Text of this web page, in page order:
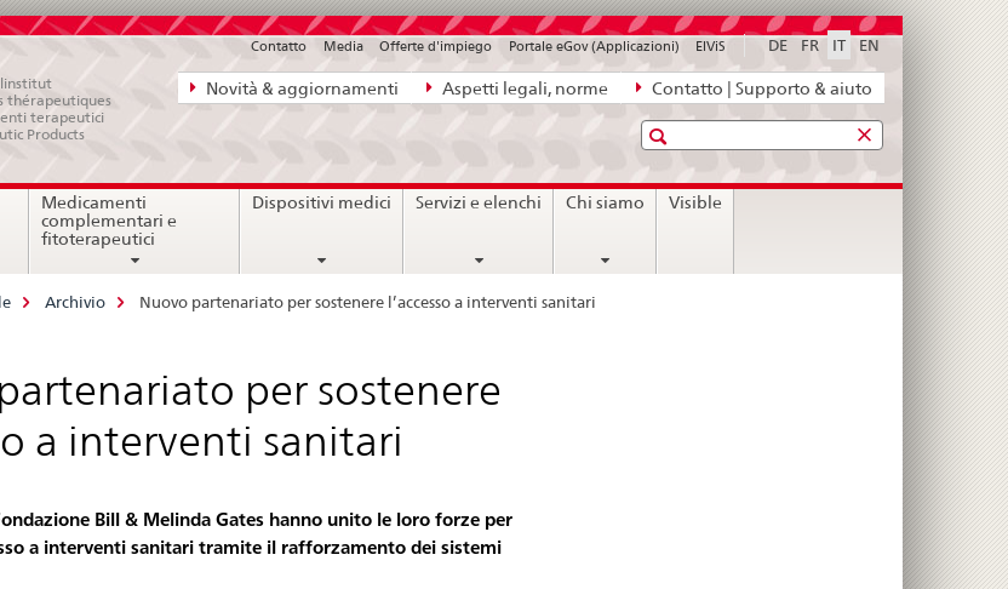
Navigazione
diretta:
aspetti
Novità & aggiornamenti Aspetti legali, norme Contatto | Supporto & aiuto
DE FR IT EN
Contatto Media Offerte d'impiego Portale eGov (Applicazioni) ElViS
thérapeutiques
terapeutici
Products
Ricerca
Medicamenti
complementari e
fitoterapeutici
Dispositivi medici Servizi e elenchi Chi siamo Visible
Archivio Nuovo partenariato per sostenere l’accesso a interventi sanitari
per sostenere
a interventi sanitari
Bill & Melinda Gates hanno unito le loro forze per
a interventi sanitari tramite il rafforzamento dei sistemi